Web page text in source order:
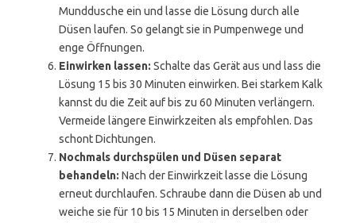
Munddusche ein und lasse die Lösung durch alle
Düsen laufen. So gelangt sie in Pumpenwege und
enge Öffnungen.
Einwirken lassen: Schalte das Gerät aus und lass die
Lösung 15 bis 30 Minuten einwirken. Bei starkem Kalk
kannst du die Zeit auf bis zu 60 Minuten verlängern.
Vermeide längere Einwirkzeiten als empfohlen. Das
schont Dichtungen.
Nochmals durchspülen und Düsen separat
behandeln: Nach der Einwirkzeit lasse die Lösung
erneut durchlaufen. Schraube dann die Düsen ab und
weiche sie für 10 bis 15 Minuten in derselben oder